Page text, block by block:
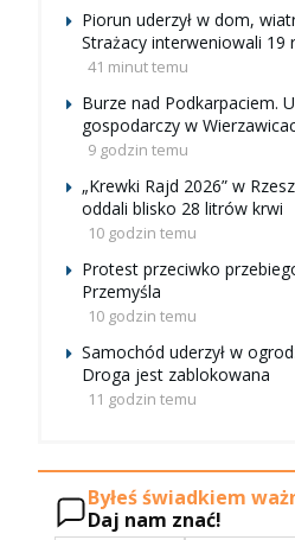
Piorun uderzył w dom,
Strażacy interweniowali 19
41 minut temu
Burze nad Podkarpaciem.
gospodarczy w
9 godzin temu
„Krewki Rajd 2026” w
oddali blisko 28 litrów krwi
10 godzin temu
Protest przeciwko
Przemyśla
10 godzin temu
Samochód uderzył w
Droga jest zablokowana
11 godzin temu
Byłeś świadkiem
Daj nam znać!